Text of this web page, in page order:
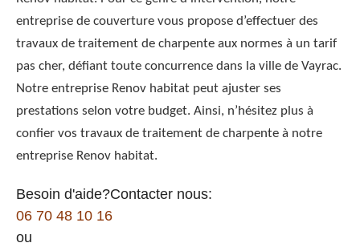
entreprise de couverture vous propose d’effectuer des
travaux de traitement de charpente aux normes à un tarif
pas cher, défiant toute concurrence dans la ville de Vayrac.
Notre entreprise Renov habitat peut ajuster ses
prestations selon votre budget. Ainsi, n’hésitez plus à
confier vos travaux de traitement de charpente à notre
entreprise Renov habitat.
Besoin d'aide?Contacter nous:
06 70 48 10 16
ou